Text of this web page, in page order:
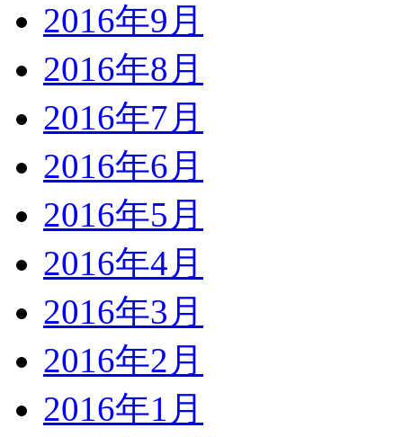
2016年9月
2016年8月
2016年7月
2016年6月
2016年5月
2016年4月
2016年3月
2016年2月
2016年1月